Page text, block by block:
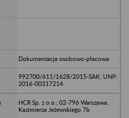
Dokumentacja osobowo-płacowa
992700/611/1628/2015-SAK; UNP:
2016-00317214
HCR Sp. z o.o.; 02-796 Warszawa,
Kazimierza Jeżewskiego 7b